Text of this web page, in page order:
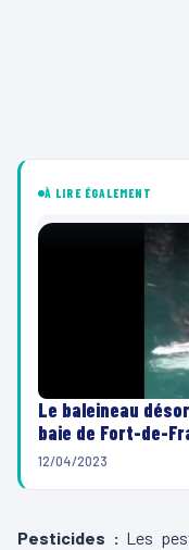
À LIRE ÉGALEMENT
Le baleineau
baie de Fort-de-
12/04/2023
Pesticides : Les